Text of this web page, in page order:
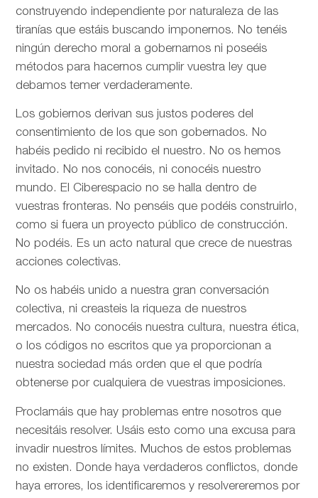
construyendo independiente por naturaleza de las
tiranías que estáis buscando imponernos. No tenéis
ningún derecho moral a gobernarnos ni poseéis
métodos para hacernos cumplir vuestra ley que
debamos temer verdaderamente.
Los gobiernos derivan sus justos poderes del
consentimiento de los que son gobernados. No
habéis pedido ni recibido el nuestro. No os hemos
invitado. No nos conocéis, ni conocéis nuestro
mundo. El Ciberespacio no se halla dentro de
vuestras fronteras. No penséis que podéis construirlo,
como si fuera un proyecto público de construcción.
No podéis. Es un acto natural que crece de nuestras
acciones colectivas.
No os habéis unido a nuestra gran conversación
colectiva, ni creasteis la riqueza de nuestros
mercados. No conocéis nuestra cultura, nuestra ética,
o los códigos no escritos que ya proporcionan a
nuestra sociedad más orden que el que podría
obtenerse por cualquiera de vuestras imposiciones.
Proclamáis que hay problemas entre nosotros que
necesitáis resolver. Usáis esto como una excusa para
invadir nuestros límites. Muchos de estos problemas
no existen. Donde haya verdaderos conflictos, donde
haya errores, los identificaremos y resolvereremos por